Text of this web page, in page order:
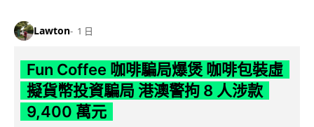
Lawton 1 日
Fun Coffee 咖啡騙局爆煲 咖啡包裝虛
擬貨幣投資騙局 港澳警拘 8 人涉款
9,400 萬元